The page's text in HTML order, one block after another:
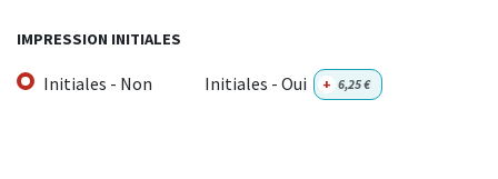
IMPRESSION INITIALES
Initiales - Non Initiales - Oui + 6,25€